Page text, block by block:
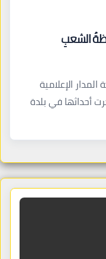
الشعبِ
الإعلامية
أحداثها في بلدة